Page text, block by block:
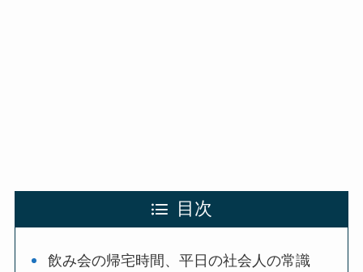
目次
飲み会の帰宅時間、平日の社会人の常識